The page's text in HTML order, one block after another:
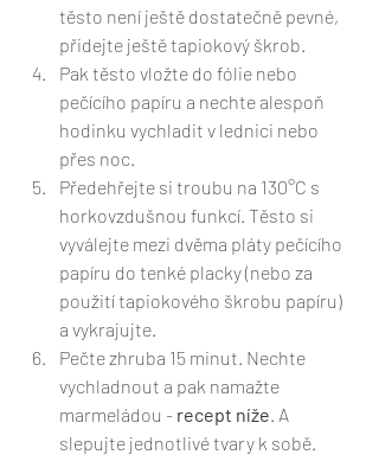
těsto není ještě dostatečně pevné,
přidejte ještě tapiokový škrob.
Pak těsto vložte do fólie nebo
pečícího papíru a nechte alespoň
hodinku vychladit v lednici nebo
přes noc.
Předehřejte si troubu na 130°C s
horkovzdušnou funkcí. Těsto si
vyválejte mezi dvěma pláty pečícího
papíru do tenké placky (nebo za
použití tapiokového škrobu papíru)
a vykrajujte.
Pečte zhruba 15 minut. Nechte
vychladnout a pak namažte
marmeládou - recept níže. A
slepujte jednotlivé tvary k sobě.